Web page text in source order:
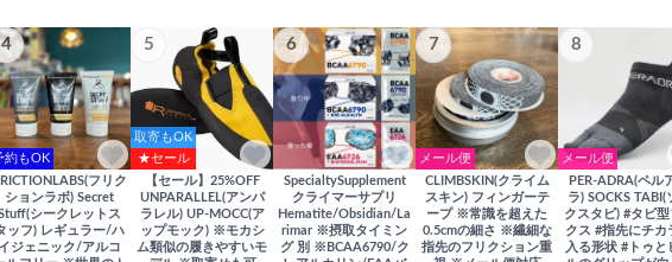
4
約もOK
フリク
ションラボ) Secret
シークレットス
ッフ) レギュラー/ハ
イジェニック/アルコ
5
取寄もOK
★セール
【セール】25%OFF
UNPARALLEL(アンパ
ラレル) UP-MOCC(ア
ップモック) ※モカシ
ム類似の履きやすいモ
6
SpecialtySupplement
クライマーサプリ
Hematite/Obsidian/La
rimar ※摂取タイミン
グ 別 ※BCAA6790/ク
7
メール便
CLIMBSKIN(クライム
スキン) フィンガーテ
ープ ※常識を超えた
0.5cmの細さ ※繊細な
指先のフリクション重
8
メール便
PER-ADRA(ペル
ラ) SOCKS TABI(
クスタビ) #タビ型
クス #指先にチカ
入る形状 #トゥと